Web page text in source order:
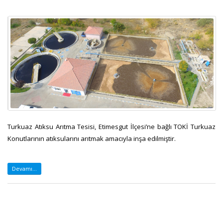
Turkuaz Atıksu Arıtma Tesisi, Etimesgut İlçesi’ne bağlı TOKİ Turkuaz
Konutlarının atıksularını arıtmak amacıyla inşa edilmiştir.
Devamı...